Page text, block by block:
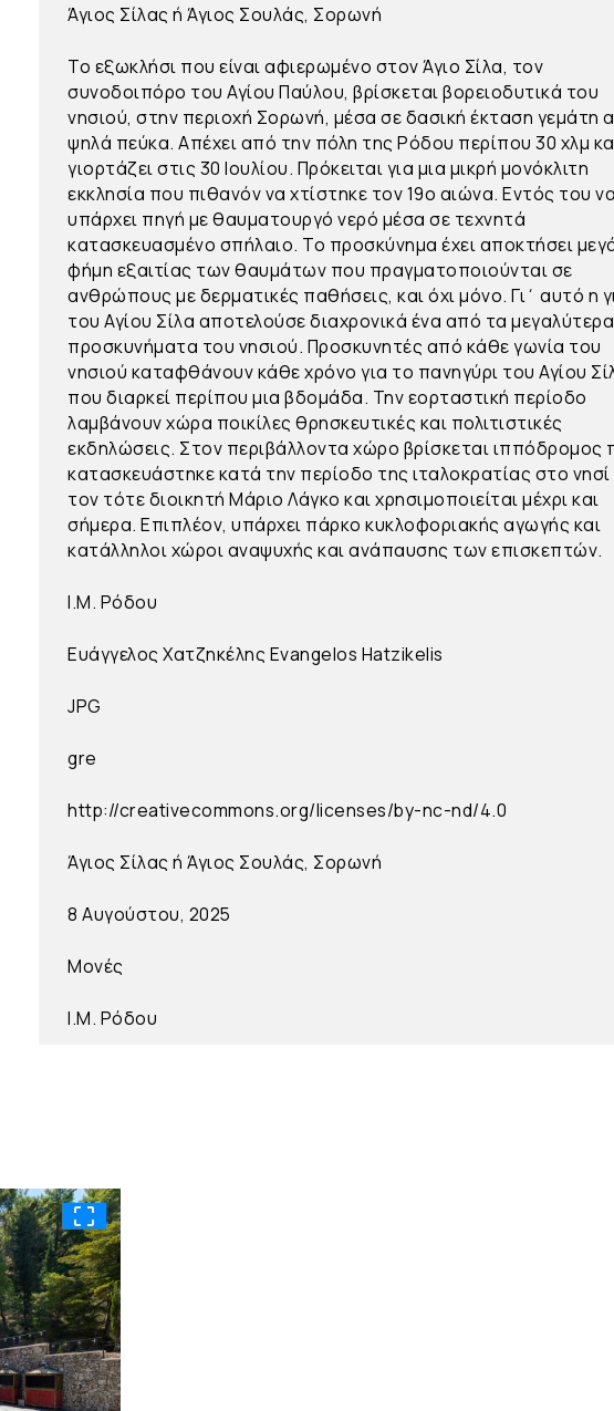
Άγιος Σίλας ή Άγιος Σουλάς, Σορωνή
Το εξωκλήσι που είναι αφιερωμένο στον Άγιο Σίλα, τον
συνοδοιπόρο του Αγίου Παύλου, βρίσκεται βορειοδυτικά του
νησιού, στην περιοχή Σορωνή, μέσα σε δασική έκταση γεμάτη
ψηλά πεύκα. Απέχει από την πόλη της Ρόδου περίπου 30 χλμ
γιορτάζει στις 30 Ιουλίου. Πρόκειται για μια μικρή μονόκλιτη
εκκλησία που πιθανόν να χτίστηκε τον 19ο αιώνα. Εντός του
υπάρχει πηγή με θαυματουργό νερό μέσα σε τεχνητά
κατασκευασμένο σπήλαιο. Το προσκύνημα έχει αποκτήσει
φήμη εξαιτίας των θαυμάτων που πραγματοποιούνται σε
ανθρώπους με δερματικές παθήσεις, και όχι μόνο. Γι΄ αυτό η
του Αγίου Σίλα αποτελούσε διαχρονικά ένα από τα μεγαλύτερα
προσκυνήματα του νησιού. Προσκυνητές από κάθε γωνία του
νησιού καταφθάνουν κάθε χρόνο για το πανηγύρι του Αγίου
που διαρκεί περίπου μια βδομάδα. Την εορταστική περίοδο
λαμβάνουν χώρα ποικίλες θρησκευτικές και πολιτιστικές
εκδηλώσεις. Στον περιβάλλοντα χώρο βρίσκεται ιππόδρομος
κατασκευάστηκε κατά την περίοδο της ιταλοκρατίας στο
τον τότε διοικητή Μάριο Λάγκο και χρησιμοποιείται μέχρι και
σήμερα. Επιπλέον, υπάρχει πάρκο κυκλοφοριακής αγωγής και
κατάλληλοι χώροι αναψυχής και ανάπαυσης των επισκεπτών.
Ι.Μ. Ρόδου
Ευάγγελος Χατζηκέλης Evangelos Hatzikelis
JPG
gre
http://creativecommons.org/licenses/by-nc-nd/4.0
Άγιος Σίλας ή Άγιος Σουλάς, Σορωνή
8 Αυγούστου, 2025
Μονές
Ι.Μ. Ρόδου